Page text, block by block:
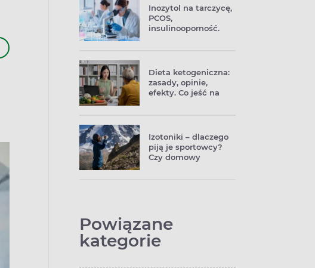
Inozytol na tarczycę,
PCOS,
insulinooporność.
Dieta ketogeniczna:
zasady, opinie,
efekty. Co jeść na
Izotoniki – dlaczego
piją je sportowcy?
Czy domowy
Powiązane
kategorie